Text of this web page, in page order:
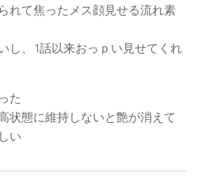
れて焦ったメス顔見せる流れ素
し、1話以来おっｐい見せてくれ
た
状態に維持しないと艶が消えて
い